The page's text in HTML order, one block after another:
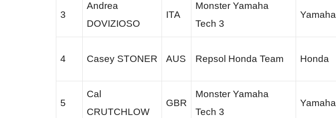
3
Andrea
DOVIZIOSO
ITA
Monster Yamaha
Tech 3
Yamaha
4 Casey STONER AUS Repsol Honda Team Honda
5
Cal
CRUTCHLOW
GBR
Monster Yamaha
Tech 3
Yamaha